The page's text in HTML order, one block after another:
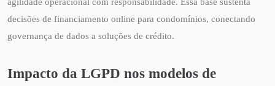
decisões de financiamento online para condomínios, conectando
governança de dados a soluções de crédito.
Impacto da LGPD nos modelos de